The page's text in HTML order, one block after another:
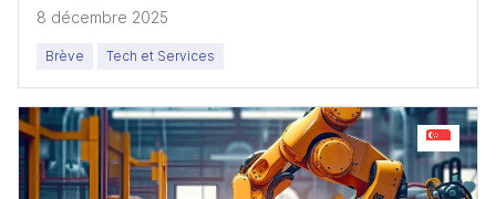
8 décembre 2025
Brève Tech et Services